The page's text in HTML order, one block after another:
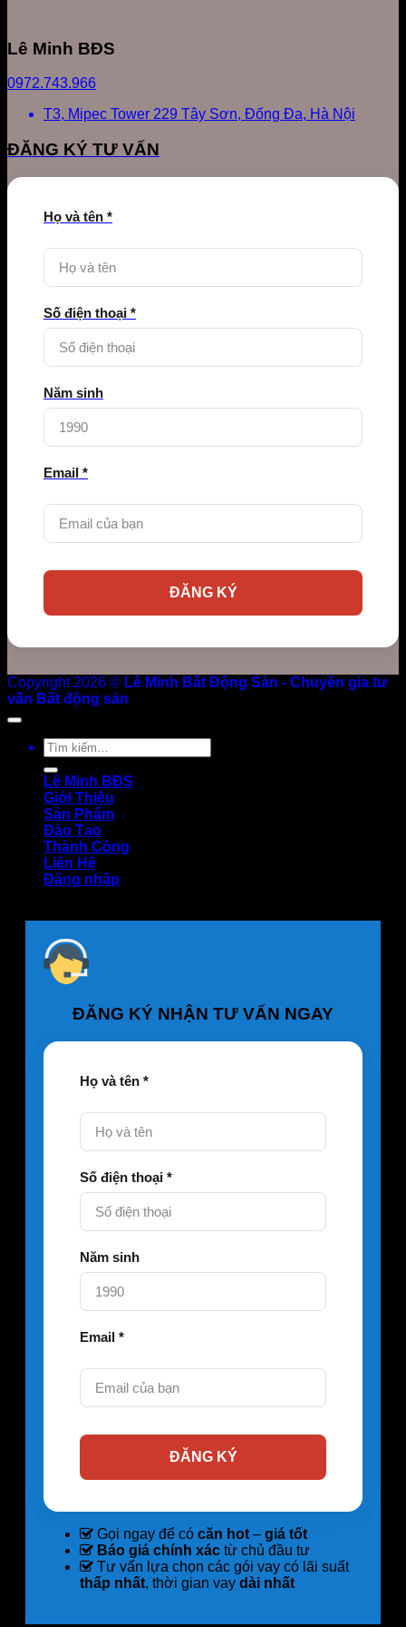
Lê Minh BĐS
0972.743.966
T3, Mipec Tower 229 Tây Sơn, Đống Đa, Hà Nội
ĐĂNG KÝ TƯ VẤN
Họ và tên *
Số điện thoại *
Năm sinh
Email *
Copyright 2026 © Lê Minh Bất Động Sản - Chuyên gia tư
vấn Bất động sản
Tìm
kiếm:
Lê Minh BĐS
Giới Thiệu
Sản Phẩm
Đào Tạo
Thành Công
Liên Hệ
Đăng nhập
ĐĂNG KÝ NHẬN TƯ VẤN NGAY
Họ và tên *
Số điện thoại *
Năm sinh
Email *
Gọi ngay để có căn hot – giá tốt
Báo giá chính xác từ chủ đầu tư
Tư vấn lựa chọn các gói vay có lãi suất
thấp nhất, thời gian vay dài nhất